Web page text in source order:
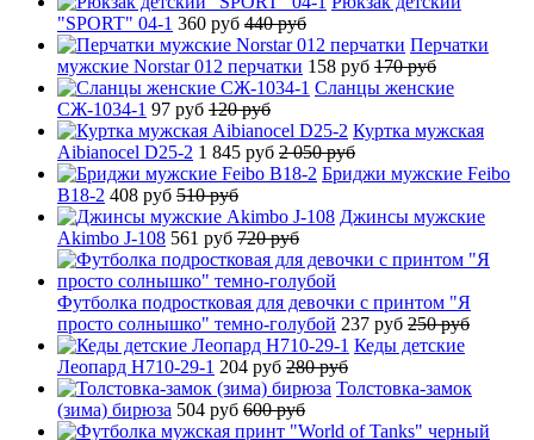
"SPORT" 04-1 360 руб 440 руб
Перчатки
мужские Norstar 012 перчатки 158 руб 170 руб
Сланцы женские
СЖ-1034-1 97 руб 120 руб
Куртка мужская
Aibianocel D25-2 1 845 руб 2 050 руб
Бриджи мужские Feibo
B18-2 408 руб 510 руб
Джинсы мужские
Akimbo J-108 561 руб 720 руб
Футболка подростковая для девочки с принтом "Я
просто солнышко" темно-голубой 237 руб 250 руб
Кеды детские
Леопард H710-29-1 204 руб 280 руб
Толстовка-замок
(зима) бирюза 504 руб 600 руб